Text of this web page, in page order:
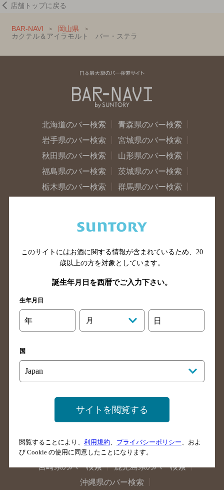
店舗トップに戻る
BAR-NAVI
岡山県
カクテル＆アイラモルト バー・ステラ
北海道のバー検索
青森県のバー検索
岩手県のバー検索
宮城県のバー検索
秋田県のバー検索
山形県のバー検索
福島県のバー検索
茨城県のバー検索
栃木県のバー検索
群馬県のバー検索
神奈川県のバー検索
千葉県のバー検索
埼玉県のバー検索
愛知県のバー検索
静岡県のバー検索
三重県のバー検索
岐阜県のバー検索
富山県のバー検索
石川県のバー検索
大阪府のバー検索
京都府のバー検索
兵庫県のバー検索
奈良県のバー検索
山口県のバー検索
香川県のバー検索
愛媛県のバー検索
高知県のバー検索
福岡県のバー検索
大分県のバー検索
熊本県のバー検索
宮崎県のバー検索
鹿児島県のバー検索
沖縄県のバー検索
このサイトにはお酒に関する情報が含まれているため、 20
歳以上の方を対象としています。
誕生年月日を西暦でご入力下さい。
生年月日
年 月 日
国
サイトを閲覧する
閲覧することにより、 利用規約 プライバシーポリシー 、およ
び Cookie の使用に同意したことになります。